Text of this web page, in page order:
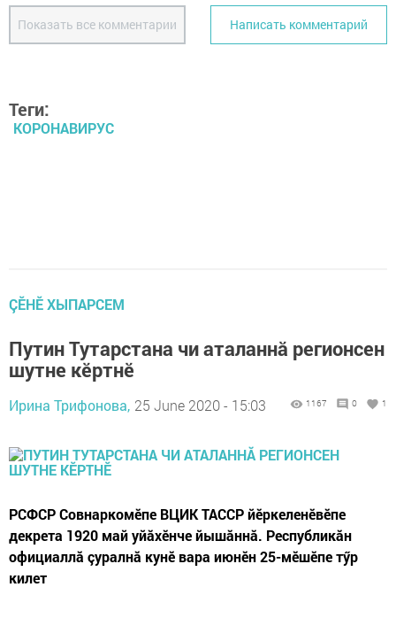
Показать все комментарии Написать комментарий
Теги:
КОРОНАВИРУС
ÇӖНӖ ХЫПАРСЕМ
Путин Тутарстана чи аталаннă регионсен
шутне кӗртнӗ
Ирина Трифонова, 25 June 2020 - 15:03 1167 0 1
РСФСР Совнаркомӗпе ВЦИК ТАССР йӗркеленӗвӗпе
декрета 1920 май уйăхӗнче йышăннă. Республикăн
официаллă çуралнă кунӗ вара июнӗн 25-мӗшӗпе тӳр
килет